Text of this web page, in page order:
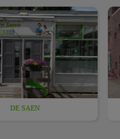
DE SAEN